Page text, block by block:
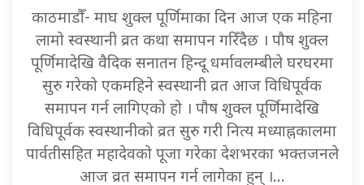
काठमाडौँ- माघ शुक्ल पूर्णिमाका दिन आज एक महिना
लामो स्वस्थानी व्रत कथा समापन गरिँदैछ । पौष शुक्ल
पूर्णिमादेखि वैदिक सनातन हिन्दू धर्मावलम्बीले घरघरमा
सुरु गरेको एकमहिने स्वस्थानी व्रत आज विधिपूर्वक
समापन गर्न लागिएको हो । पौष शुक्ल पूर्णिमादेखि
विधिपूर्वक स्वस्थानीको व्रत सुरु गरी नित्य मध्याह्नकालमा
पार्वतीसहित महादेवको पूजा गरेका देशभरका भक्तजनले
आज व्रत समापन गर्न लागेका हुन् ।…